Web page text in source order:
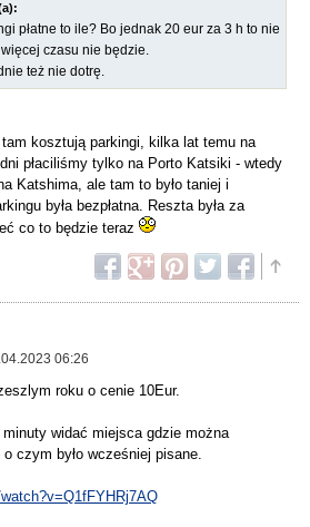
płatne to ile? Bo jednak 20 eur za 3 h to nie
czasu nie będzie.
też nie dotrę.
kosztują parkingi, kilka lat temu na
płaciliśmy tylko na Porto Katsiki - wtedy
Katshima, ale tam to było taniej i
była bezpłatna. Reszta była za
co to będzie teraz
06:26
roku o cenie 10Eur.
minuty widać miejsca gdzie można
czym było wcześniej pisane.